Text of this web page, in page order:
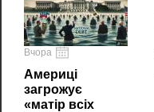
Вчора
Америці
загрожує
«матір всіх